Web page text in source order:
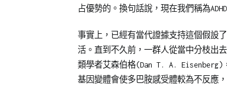
占優勢的。換句話說，現在我們稱為
事實上，已經有當代證據支持這個假設
活。直到不久前，一群人從當中分枝出
類學者艾森伯格(Dan T. A. Eisenberg)
基因變體會使多巴胺感受體較為不反應，